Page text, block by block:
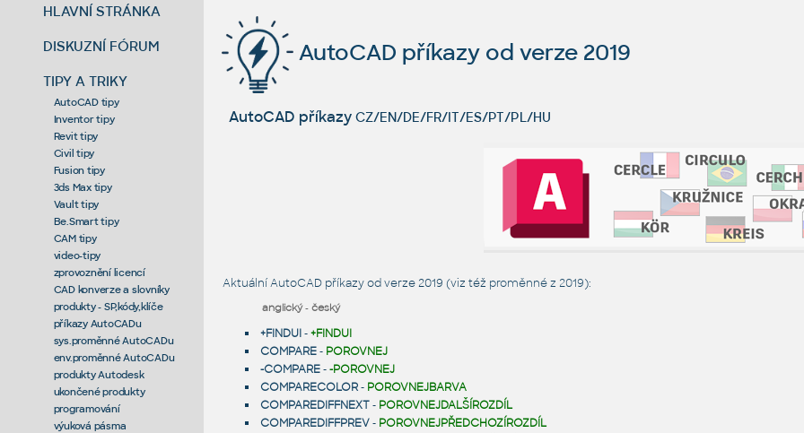
HLAVNÍ STRÁNKA
DISKUZNÍ FÓRUM
TIPY A TRIKY
AutoCAD tipy
Inventor tipy
Revit tipy
Civil tipy
Fusion tipy
3ds Max tipy
Vault tipy
Be.Smart tipy
CAM tipy
video-tipy
zprovoznění licencí
CAD konverze a slovníky
produkty - SP,kódy,klíče
příkazy AutoCADu
sys.proměnné AutoCADu
env.proměnné AutoCADu
produkty Autodesk
ukončené produkty
programování
výuková pásma
AutoCAD příkazy od verze 2019
AutoCAD příkazy CZ/EN/DE/FR/IT/ES/PT/PL/HU
Aktuální AutoCAD příkazy od verze 2019 (viz též proměnné z 2019):
anglický- český
+FINDUI-+FINDUI
COMPARE- POROVNEJ
-COMPARE--POROVNEJ
COMPARECOLOR- POROVNEJBARVA
COMPAREDIFFNEXT- POROVNEJDALŠÍROZDÍL
COMPAREDIFFPREV- POROVNEJPŘEDCHOZÍROZDÍL